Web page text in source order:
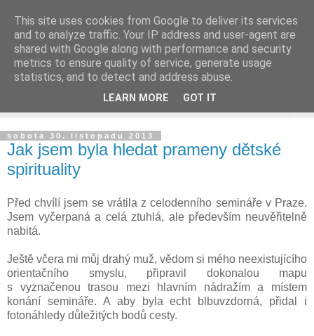
sobota 30. listopadu 2013
Jak jsem byla hledat prameny dětské
spirituality
Před chvílí jsem se vrátila z celodenního semináře v Praze.
Jsem vyčerpaná a celá ztuhlá, ale především neuvěřitelně
nabitá.
Ještě včera mi můj drahý muž, vědom si mého neexistujícího
orientačního smyslu, připravil dokonalou mapu
s vyznačenou trasou mezi hlavním nádražím a místem
konání semináře. A aby byla echt blbuvzdorná, přidal i
fotonáhledy důležitých bodů cesty.
This site uses cookies from Google to deliver its services
and to analyze traffic. Your IP address and user-agent are
shared with Google along with performance and security
metrics to ensure quality of service, generate usage
statistics, and to detect and address abuse.
LEARN MORE GOT IT